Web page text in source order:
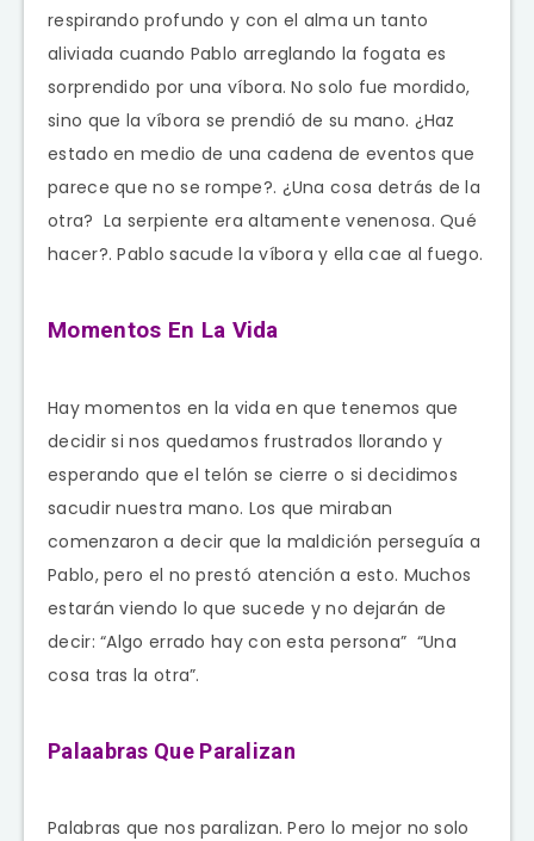
respirando profundo y con el alma un tanto
aliviada cuando Pablo arreglando la fogata es
sorprendido por una víbora. No solo fue mordido,
sino que la víbora se prendió de su mano. ¿Haz
estado en medio de una cadena de eventos que
parece que no se rompe?. ¿Una cosa detrás de la
otra? La serpiente era altamente venenosa. Qué
hacer?. Pablo sacude la víbora y ella cae al fuego.
Momentos En La Vida
Hay momentos en la vida en que tenemos que
decidir si nos quedamos frustrados llorando y
esperando que el telón se cierre o si decidimos
sacudir nuestra mano. Los que miraban
comenzaron a decir que la maldición perseguía a
Pablo, pero el no prestó atención a esto. Muchos
estarán viendo lo que sucede y no dejarán de
decir: “Algo errado hay con esta persona” “Una
cosa tras la otra”.
Palaabras Que Paralizan
Palabras que nos paralizan. Pero lo mejor no solo